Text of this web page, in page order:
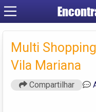
Multi
Vila Mariana
Compartilhar